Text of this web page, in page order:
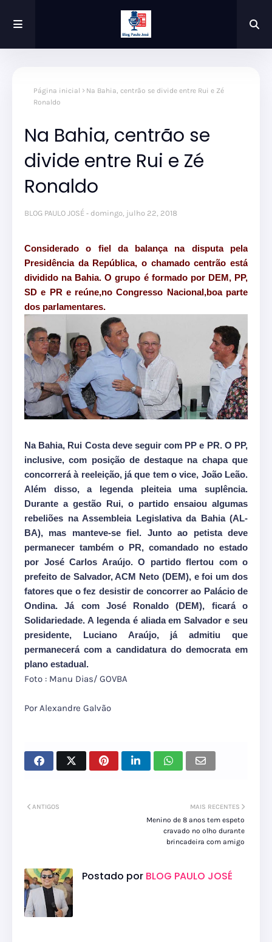
Página inicial
Na Bahia, centrão se divide entre Rui e Zé
Ronaldo
Na Bahia, centrão se
divide entre Rui e Zé
Ronaldo
BLOG PAULO JOSÉ domingo, julho 22, 2018
Considerado o fiel da balança na disputa pela
Presidência da República, o chamado centrão está
dividido na Bahia. O grupo é formado por DEM, PP,
SD e PR e reúne,no Congresso Nacional,boa parte
dos parlamentares.
Na Bahia, Rui Costa deve seguir com PP e PR. O PP,
inclusive, com posição de destaque na chapa que
concorrerá à reeleição, já que tem o vice, João Leão.
Além disso, a legenda pleiteia uma suplência.
Durante a gestão Rui, o partido ensaiou algumas
rebeliões na Assembleia Legislativa da Bahia (AL-
BA), mas manteve-se fiel. Junto ao petista deve
permanecer também o PR, comandado no estado
por José Carlos Araújo. O partido flertou com o
prefeito de Salvador, ACM Neto (DEM), e foi um dos
fatores que o fez desistir de concorrer ao Palácio de
Ondina. Já com José Ronaldo (DEM), ficará o
Solidariedade. A legenda é aliada em Salvador e seu
presidente, Luciano Araújo, já admitiu que
permanecerá com a candidatura do democrata em
plano estadual.
Foto : Manu Dias/ GOVBA
Por Alexandre Galvão
MAIS RECENTES
Menino de 8 anos tem espeto
cravado no olho durante
brincadeira com amigo
ANTIGOS
Postado por BLOG PAULO JOSÉ